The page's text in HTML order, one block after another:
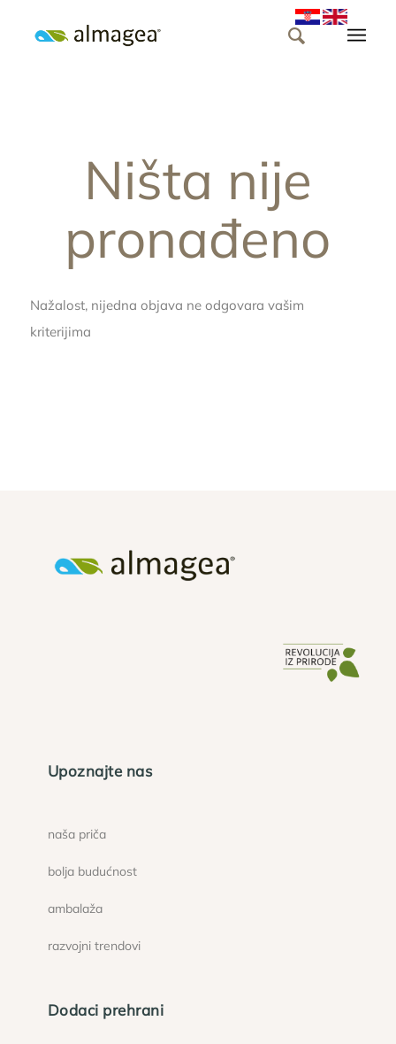
Ništa nije
pronađeno
Nažalost, nijedna objava ne odgovara vašim
kriterijima
Upoznajte nas
naša priča
bolja budućnost
ambalaža
razvojni trendovi
Dodaci prehrani